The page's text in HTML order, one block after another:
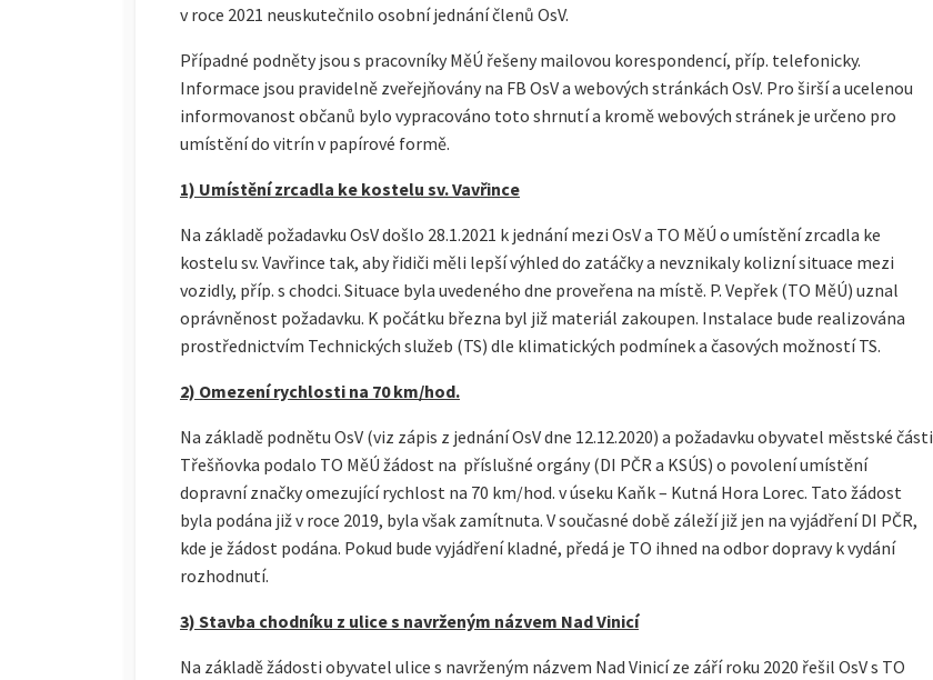
v roce 2021 neuskutečnilo osobní jednání členů OsV.
Případné podněty jsou s pracovníky MěÚ řešeny mailovou korespondencí, příp. telefonicky.
Informace jsou pravidelně zveřejňovány na FB OsV a webových stránkách OsV. Pro širší a ucelenou
informovanost občanů bylo vypracováno toto shrnutí a kromě webových stránek je určeno pro
umístění do vitrín v papírové formě.
1) Umístění zrcadla ke kostelu sv. Vavřince
Na základě požadavku OsV došlo 28.1.2021 k jednání mezi OsV a TO MěÚ o umístění zrcadla ke
kostelu sv. Vavřince tak, aby řidiči měli lepší výhled do zatáčky a nevznikaly kolizní situace mezi
vozidly, příp. s chodci. Situace byla uvedeného dne proveřena na místě. P. Vepřek (TO MěÚ) uznal
oprávněnost požadavku. K počátku března byl již materiál zakoupen. Instalace bude realizována
prostřednictvím Technických služeb (TS) dle klimatických podmínek a časových možností TS.
2) Omezení rychlosti na 70 km/hod.
Na základě podnětu OsV (viz zápis z jednání OsV dne 12.12.2020) a požadavku obyvatel městské části
Třešňovka podalo TO MěÚ žádost na příslušné orgány (DI PČR a KSÚS) o povolení umístění
dopravní značky omezující rychlost na 70 km/hod. v úseku Kaňk – Kutná Hora Lorec. Tato žádost
byla podána již v roce 2019, byla však zamítnuta. V současné době záleží již jen na vyjádření DI PČR,
kde je žádost podána. Pokud bude vyjádření kladné, předá je TO ihned na odbor dopravy k vydání
rozhodnutí.
3) Stavba chodníku z ulice s navrženým názvem Nad Vinicí
Na základě žádosti obyvatel ulice s navrženým názvem Nad Vinicí ze září roku 2020 řešil OsV s TO